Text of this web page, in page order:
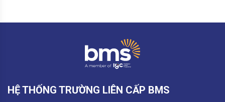
HỆ THỐNG TRƯỜNG LIÊN CẤP BMS